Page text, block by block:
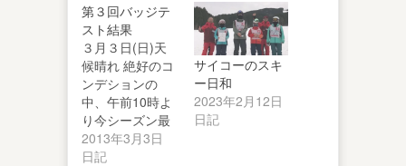
第３回バッジテ
スト結果
３月３日(日)天
候晴れ 絶好のコ
ンデションの
中、午前10時よ
り今シーズン最
後のバッジテス
トが行われま…
2013年3月3日
日記
サイコーのスキ
ー日和
2023年2月12日
日記